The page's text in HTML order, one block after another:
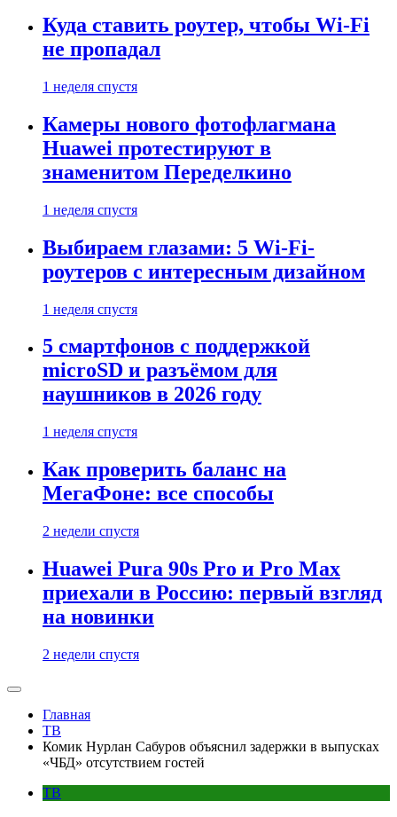
Куда ставить роутер, чтобы Wi-Fi
не пропадал
1 неделя спустя
Камеры нового фотофлагмана
Huawei протестируют в
знаменитом Переделкино
1 неделя спустя
Выбираем глазами: 5 Wi-Fi-
роутеров с интересным дизайном
1 неделя спустя
5 смартфонов с поддержкой
microSD и разъёмом для
наушников в 2026 году
1 неделя спустя
Как проверить баланс на
МегаФоне: все способы
2 недели спустя
Huawei Pura 90s Pro и Pro Max
приехали в Россию: первый взгляд
на новинки
2 недели спустя
Главная
ТВ
Комик Нурлан Сабуров объяснил задержки в выпусках
«ЧБД» отсутствием гостей
ТВ